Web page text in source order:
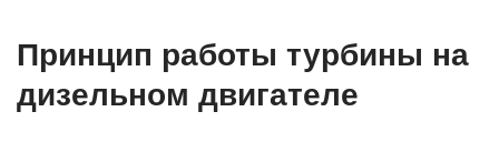
Принцип работы турбины на
дизельном двигателе